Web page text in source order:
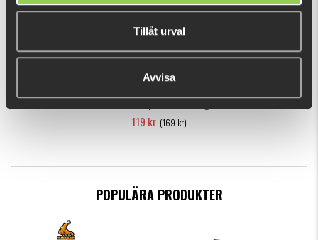
Tillåt urval
Avvisa
Illex Crazy Crusher 10g
119 kr (169 kr)
POPULÄRA PRODUKTER